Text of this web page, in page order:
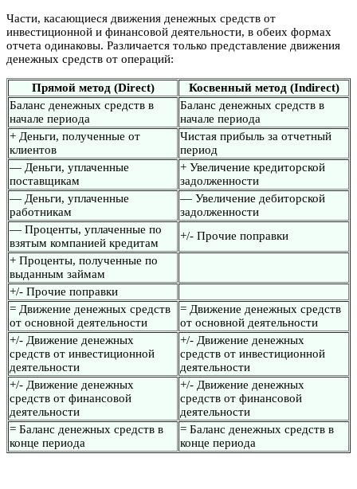
Части, касающиеся движения денежных средств от
инвестиционной и финансовой деятельности, в обеих формах
отчета одинаковы. Различается только представление движения
денежных средств от операций:
Прямой метод (Direct)
Косвенный метод (Indirect)
Баланс денежных средств в
начале периода
Баланс денежных средств в
начале периода
+ Деньги, полученные от
клиентов
Чистая прибыль за отчетный
период
— Деньги, уплаченные
поставщикам
+ Увеличение кредиторской
задолженности
— Деньги, уплаченные
работникам
— Увеличение дебиторской
задолженности
— Проценты, уплаченные по
взятым компанией кредитам
+/- Прочие поправки
+ Проценты, полученные по
выданным займам
+/- Прочие поправки
= Движение денежных средств
от основной деятельности
= Движение денежных средств
от основной деятельности
+/- Движение денежных
средств от инвестиционной
деятельности
+/- Движение денежных
средств от инвестиционной
деятельности
+/- Движение денежных
средств от финансовой
деятельности
+/- Движение денежных
средств от финансовой
деятельности
= Баланс денежных средств в
конце периода
= Баланс денежных средств в
конце периода